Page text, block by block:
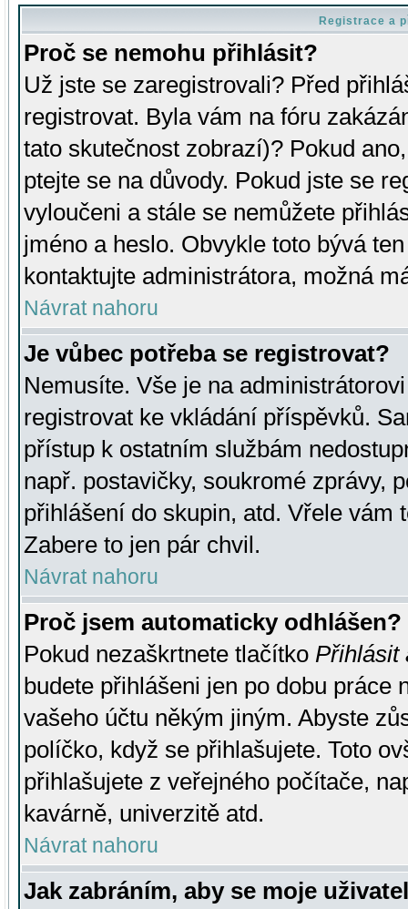
Registrace a
Proč se nemohu přihlásit?
Už jste se zaregistrovali? Před
registrovat. Byla vám na fóru
tato skutečnost zobrazí)? Pokud
ptejte se na důvody. Pokud jste se
vyloučeni a stále se nemůžete
jméno a heslo. Obvykle toto bývá
kontaktujte administrátora, možná
Návrat nahoru
Je vůbec potřeba se registrovat?
Nemusíte. Vše je na
registrovat ke vkládání příspěvků.
přístup k ostatním službám
např. postavičky, soukromé zprávy,
přihlášení do skupin, atd. Vřele vám
Zabere to jen pár chvil.
Návrat nahoru
Proč jsem automaticky odhlášen?
Pokud nezaškrtnete tlačítko Přihlásit
budete přihlášeni jen po dobu práce
vašeho účtu někým jiným. Abyste
políčko, když se přihlašujete. Toto
přihlašujete z veřejného počítače,
kavárně, univerzitě atd.
Návrat nahoru
Jak zabráním, aby se moje